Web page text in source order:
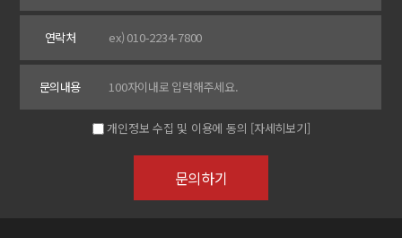
연락처
문의내용
개인정보 수집 및 이용에 동의 [자세히보기]